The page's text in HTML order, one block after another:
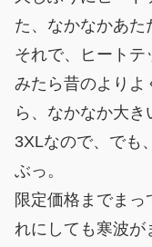
た、なかなかあた
それで、ヒートテ
みたら昔のよりよ
ら、なかなか大
3XLなので、でも
ぶっ。
限定価格までま
れにしても寒波が